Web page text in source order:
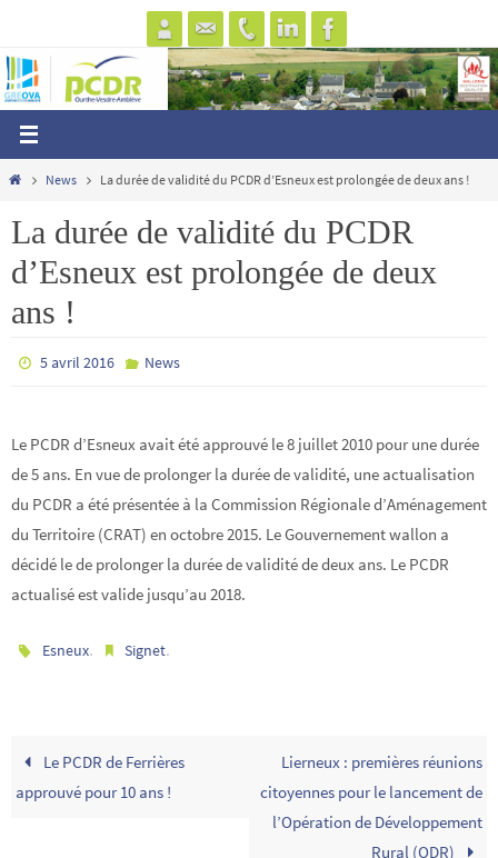
le
contenu
HomeNews La durée de validité du PCDR d’Esneux est prolongée de deux ans !
La durée de validité du PCDR
d’Esneux est prolongée de deux
ans !
5 avril 2016 News
Le PCDR d’Esneux avait été approuvé le 8 juillet 2010 pour une durée
de 5 ans. En vue de prolonger la durée de validité, une actualisation
du PCDR a été présentée à la Commission Régionale d’Aménagement
du Territoire (CRAT) en octobre 2015. Le Gouvernement wallon a
décidé le de prolonger la durée de validité de deux ans. Le PCDR
actualisé est valide jusqu’au 2018.
Esneux. Signet.
Le PCDR de Ferrières
approuvé pour 10 ans !
Lierneux : premières réunions
citoyennes pour le lancement de
l’Opération de Développement
Rural (ODR)